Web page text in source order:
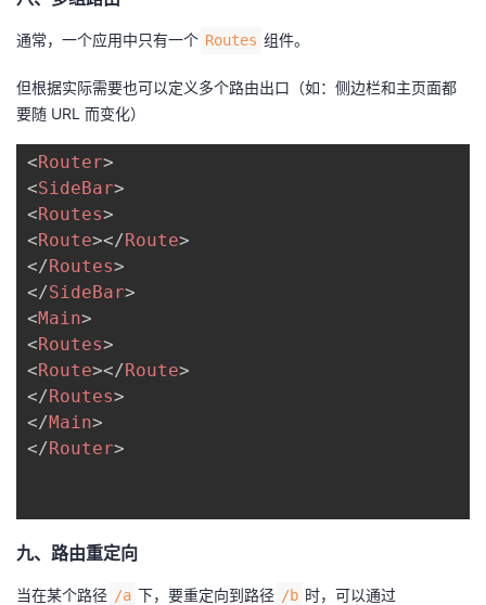
通常，一个应用中只有一个 Routes 组件。
但根据实际需要也可以定义多个路由出口（如：侧边栏和主页面都
要随 URL 而变化）
<Router>
<SideBar>
<Routes>
<Route></Route>
</Routes>
</SideBar>
<Main>
<Routes>
<Route></Route>
</Routes>
</Main>
</Router>
九、路由重定向
当在某个路径 /a 下，要重定向到路径 /b 时，可以通过